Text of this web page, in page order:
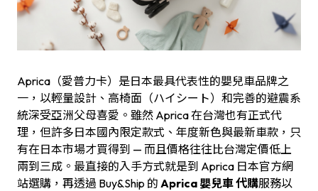
Aprica（愛普力卡）是日本最具代表性的嬰兒車品牌之
一，以輕量設計、高椅面（ハイシート）和完善的避震系
統深受亞洲父母喜愛。雖然 Aprica 在台灣也有正式代
理，但許多日本國內限定款式、年度新色與最新車款，只
有在日本市場才買得到 — 而且價格往往比台灣定價低上
兩到三成。最直接的入手方式就是到 Aprica 日本官方網
站選購，再透過 Buy&Ship 的 Aprica 嬰兒車 代購服務以